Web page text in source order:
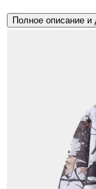
Полное описание и